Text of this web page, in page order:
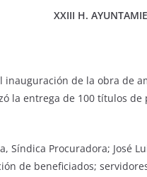
XXIII H.
inauguración de la obra de
la entrega de 100 títulos
Síndica Procuradora; José
de beneficiados;